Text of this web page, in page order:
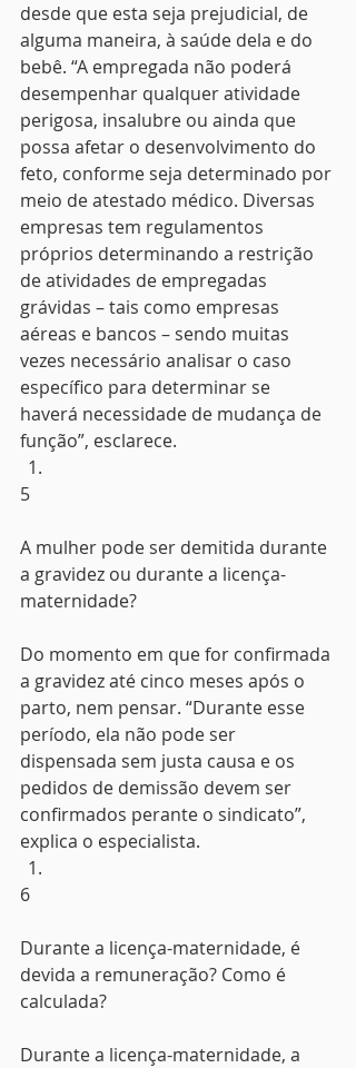
desde que esta seja prejudicial, de
alguma maneira, à saúde dela e do
bebê. “A empregada não poderá
desempenhar qualquer atividade
perigosa, insalubre ou ainda que
possa afetar o desenvolvimento do
feto, conforme seja determinado por
meio de atestado médico. Diversas
empresas tem regulamentos
próprios determinando a restrição
de atividades de empregadas
grávidas – tais como empresas
aéreas e bancos – sendo muitas
vezes necessário analisar o caso
específico para determinar se
haverá necessidade de mudança de
função”, esclarece.
5
A mulher pode ser demitida durante
a gravidez ou durante a licença-
maternidade?
Do momento em que for confirmada
a gravidez até cinco meses após o
parto, nem pensar. “Durante esse
período, ela não pode ser
dispensada sem justa causa e os
pedidos de demissão devem ser
confirmados perante o sindicato”,
explica o especialista.
6
Durante a licença-maternidade, é
devida a remuneração? Como é
calculada?
Durante a licença-maternidade, a